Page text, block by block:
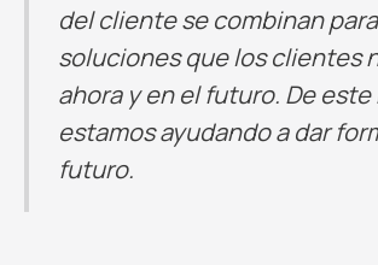
del cliente se combinan
soluciones que los clientes
ahora y en el futuro. De este
estamos ayudando a dar
futuro.